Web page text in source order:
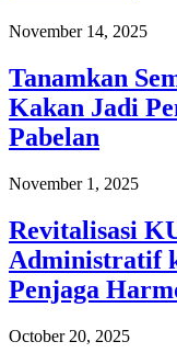
November 14, 2025
Tanamkan
Kakan Jadi
Pabelan
November 1, 2025
Revitalisasi
Administratif
Penjaga
October 20, 2025